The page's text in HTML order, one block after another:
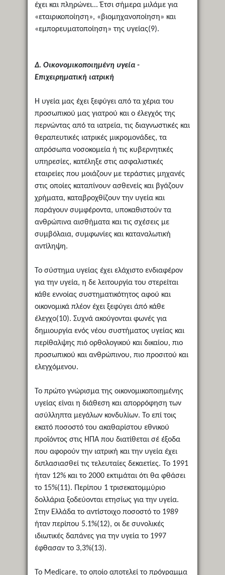
έχει και πληρώνει... Έτσι σήμερα μιλάμε για
«εταιρικοποίηση», «βιομηχανοποίηση» και
«εμπορευματοποίηση» της υγείας(9).
Δ. Οικονομικοποιημένη υγεία -
Επιχειρηματική ιατρική
Η υγεία μας έχει ξεφύγει από τα χέρια του
προσωπικού μας γιατρού και ο έλεγχός της
περνώντας από τα ιατρεία, τις διαγνωστικές και
θεραπευτικές ιατρικές μικρομονάδες, τα
απρόσωπα νοσοκομεία ή τις κυβερνητικές
υπηρεσίες, κατέληξε στις ασφαλιστικές
εταιρείες που μοιάζουν με τεράστιες μηχανές
στις οποίες καταπίνουν ασθενείς και βγάζουν
χρήματα, καταβροχθίζουν την υγεία και
παράγουν συμφέροντα, υποκαθιστούν τα
ανθρώπινα αισθήματα και τις σχέσεις με
συμβόλαια, συμφωνίες και καταναλωτική
αντίληψη.
Το σύστημα υγείας έχει ελάχιστο ενδιαφέρον
για την υγεία, η δε λειτουργία του στερείται
κάθε εννοίας συστηματικότητος αφού και
οικονομικά πλέον έχει ξεφύγει άπό κάθε
έλεγχο(10). Συχνά ακούγονται φωνές για
δημιουργία ενός νέου συστήματος υγείας και
περίθαλψης πιό ορθολογικού και δικαίου, πιο
προσωπικού και ανθρώπινου, πιο προσιτού και
ελεγχόμενου.
Το πρώτο γνώρισμα της οικονομικοποιημένης
υγείας είναι η διάθεση και απορρόφηση των
ασύλληπτα μεγάλων κονδυλίων. Το επί τοις
εκατό ποσοστό του ακαθαρίστου εθνικού
προϊόντος στις ΗΠΑ που διατίθεται σέ έξοδα
που αφορούν την ιατρική και την υγεία έχει
διπλασιασθεί τις τελευταίες δεκαετίες. Το 1991
ήταν 12% και το 2000 εκτιμάται ότι θα φθάσει
το 15%(11). Περίπου 1 τρισεκατομμύριο
δολλάρια ξοδεύονται ετησίως για την υγεία.
Στην Ελλάδα το αντίστοιχο ποσοστό το 1989
ήταν περίπου 5.1%(12), οι δε συνολικές
ιδιωτικές δαπάνες για την υγεία το 1997
έφθασαν το 3,3%(13).
Το Medicare, το οποίο αποτελεί το πρόγραμμα